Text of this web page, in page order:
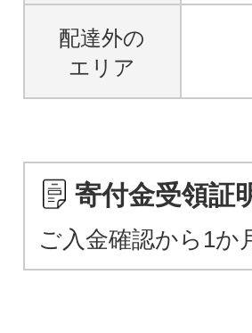
配達外の
エリア
寄付金受領証
ご入金確認から1か